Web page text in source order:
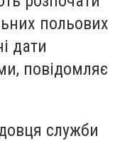
польових
дати
повідомляє
служби